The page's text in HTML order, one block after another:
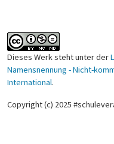
Dieses Werk steht unter der
Namensnennung - Nicht-
International.
Copyright (c) 2025